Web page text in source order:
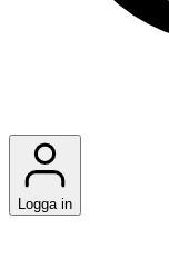
Logga in